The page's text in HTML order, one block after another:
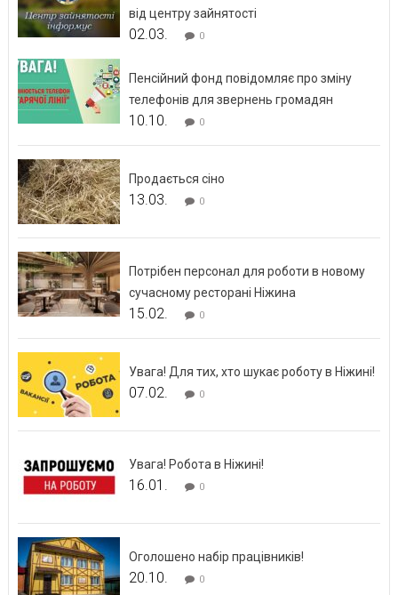
від центру зайнятості
02.03. 0
Пенсійний фонд повідомляє про зміну
телефонів для звернень громадян
10.10. 0
Продається сіно
13.03. 0
Потрібен персонал для роботи в новому
сучасному ресторані Ніжина
15.02. 0
Увага! Для тих, хто шукає роботу в Ніжині!
07.02. 0
Увага! Робота в Ніжині!
16.01. 0
Оголошено набір працівників!
20.10. 0